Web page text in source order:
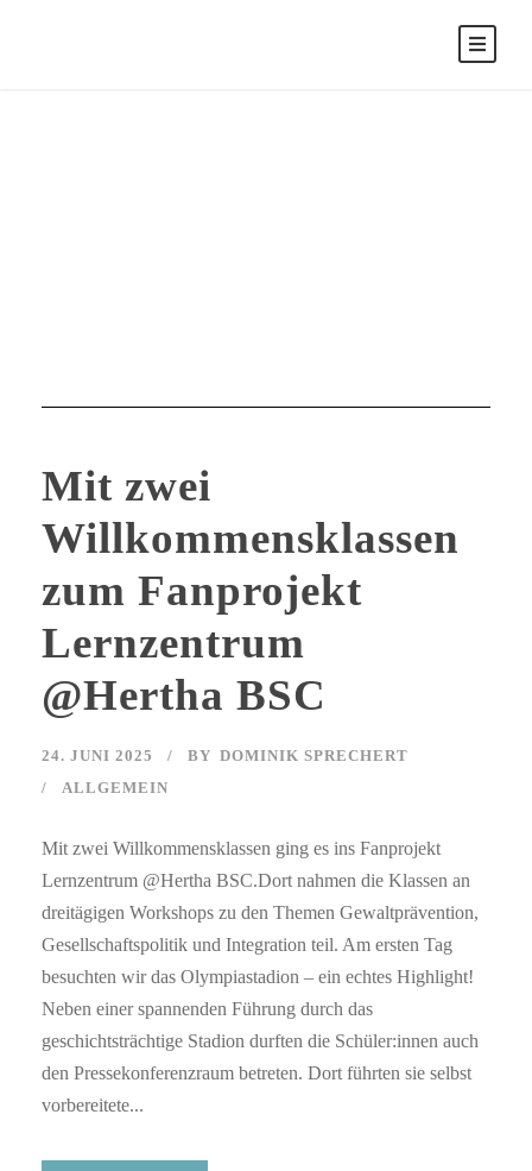
Mit zwei
Willkommensklassen
zum Fanprojekt
Lernzentrum
@Hertha BSC
24. JUNI 2025 BY DOMINIK SPRECHERT
ALLGEMEIN
Mit zwei Willkommensklassen ging es ins Fanprojekt
Lernzentrum @Hertha BSC.Dort nahmen die Klassen an
dreitägigen Workshops zu den Themen Gewaltprävention,
Gesellschaftspolitik und Integration teil. Am ersten Tag
besuchten wir das Olympiastadion – ein echtes Highlight!
Neben einer spannenden Führung durch das
geschichtsträchtige Stadion durften die Schüler:innen auch
den Pressekonferenzraum betreten. Dort führten sie selbst
vorbereitete...